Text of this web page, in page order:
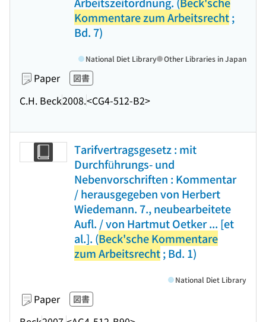
Kommentare zum Arbeitsrecht;
Bd. 7)
Paper 図書
C.H. Beck2008.<CG4-512-B2>
National Diet Library Other Libraries in Japan
Tarifvertragsgesetz : mit
Durchführungs- und
Nebenvorschriften : Kommentar
/ herausgegeben von Herbert
Wiedemann. 7., neubearbeitete
Aufl. / von Hartmut Oetker ... [et
al.]. (Beck'sche Kommentare
zum Arbeitsrecht; Bd. 1)
Paper 図書
National Diet Library